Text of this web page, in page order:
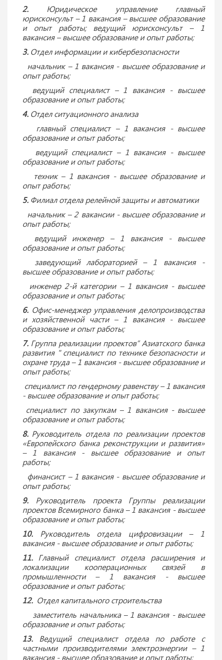
2.Юридическое управление главный
юрисконсульт – 1 вакансия – высшее образование
и опыт работы; ведущий юрисконсульт – 1
вакансия – высшее образование и опыт работы;
3.Отдел информации и кибербезопасности
начальник – 1 вакансия - высшее образование и
опыт работы;
ведущий специалист – 1 вакансия - высшее
образование и опыт работы;
4.Отдел ситуационного анализа
главный специалист – 1 вакансия - высшее
образование и опыт работы;
ведущий специалист – 1 вакансия - высшее
образование и опыт работы;
техник – 1 вакансия - высшее образование и
опыт работы;
5.Филиал отдела релейной защиты и автоматики
начальник – 2 вакансии - высшее образование и
опыт работы;
ведущий инженер – 1 вакансия - высшее
образование и опыт работы;
заведующий лабораторией – 1 вакансия -
высшее образование и опыт работы;
инженер 2-й категории – 1 вакансия - высшее
образование и опыт работы;
6.Офис-менеджер управления делопроизводства
и хозяйственной части – 1 вакансия - высшее
образование и опыт работы;
7. Группа реализации проектов” Азиатского банка
развития " специалист по технике безопасности и
охране труда – 1 вакансия - высшее образование и
опыт работы;
специалист по гендерному равенству – 1 вакансия
- высшее образование и опыт работы;
специалист по закупкам – 1 вакансия - высшее
образование и опыт работы;
8.Руководитель отдела по реализации проектов
«Европейского банка реконструкции и развития»
– 1 вакансия - высшее образование и опыт
работы;
финансист – 1 вакансия - высшее образование и
опыт работы;
9.Руководитель проекта Группы реализации
проектов Всемирного банка – 1 вакансия - высшее
образование и опыт работы;
10.Руководитель отдела цифровизации – 1
вакансия - высшее образование и опыт работы;
11. Главный специалист отдела расширения и
локализации кооперационных связей в
промышленности – 1 вакансия - высшее
образование и опыт работы;
12.Отдел капитального строительства
заместитель начальника – 1 вакансия - высшее
образование и опыт работы;
13. Ведущий специалист отдела по работе с
частными производителями электроэнергии – 1
вакансия - высшее образование и опыт работы;